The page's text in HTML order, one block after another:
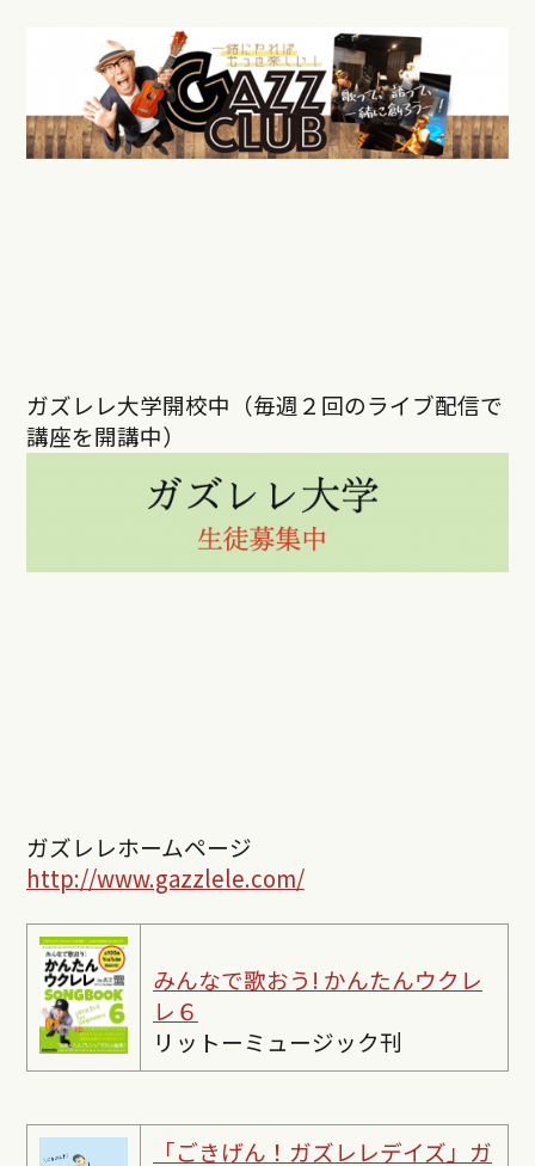
ガズレレ大学開校中（毎週２回のライブ配信で
講座を開講中）
ガズレレホームページ
http://www.gazzlele.com/
みんなで歌おう! かんたんウクレ
レ６
リットーミュージック刊
「ごきげん！ガズレレデイズ」ガ